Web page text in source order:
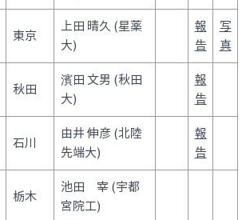
東京
上田 晴久 (星薬
大)
報
告
写
真
秋田
濱田 文男 (秋田
大)
報
告
石川
由井 伸彦 (北陸
先端大)
報
告
栃木
池田 宰 (宇都
宮院工)